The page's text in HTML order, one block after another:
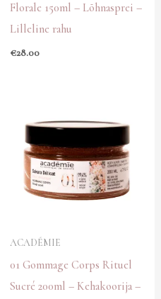
Florale 150ml – Lõhnasprei –
Lilleline rahu
€28.00
ACADÉMIE
01 Gommage Corps Rituel
Sucré 200ml – Kehakoorija –